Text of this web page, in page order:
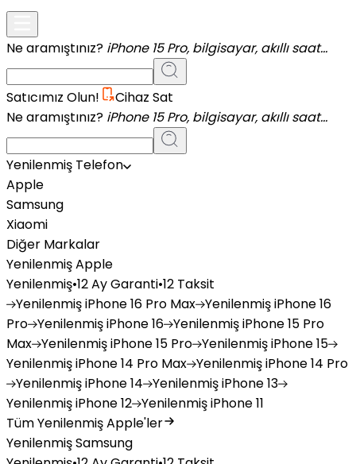
Ne aramıştınız? iPhone 15 Pro, bilgisayar, akıllı saat...
Satıcımız Olun!
Cihaz Sat
Ne aramıştınız? iPhone 15 Pro, bilgisayar, akıllı saat...
Yenilenmiş Telefon
Apple
Samsung
Xiaomi
Diğer Markalar
Yenilenmiş Apple
Yenilenmiş•12 Ay Garanti•12 Taksit
YenilenmişiPhone 16 Pro Max YenilenmişiPhone 16
Pro YenilenmişiPhone 16 YenilenmişiPhone 15 Pro
Max YenilenmişiPhone 15 Pro YenilenmişiPhone 15
YenilenmişiPhone 14 Pro Max YenilenmişiPhone 14 Pro
YenilenmişiPhone 14 YenilenmişiPhone 13
YenilenmişiPhone 12 YenilenmişiPhone 11
Tüm Yenilenmiş Apple'ler
Yenilenmiş Samsung